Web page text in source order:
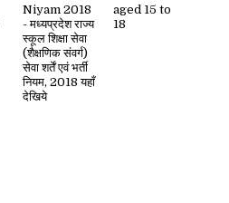
Niyam 2018
- मध्यप्रदेश राज्य
स्कूल शिक्षा सेवा
(शैक्षणिक संवर्ग)
सेवा शर्तें एवं भर्ती
नियम, 2018 यहाँ
देखिये
aged 15 to
18